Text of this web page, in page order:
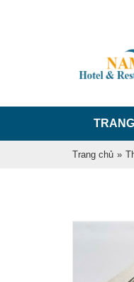
Trang chủ »